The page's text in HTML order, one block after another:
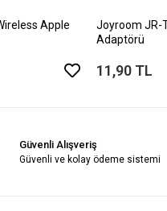
Apple
Joyroom JR-
Adaptörü
11,90 TL
Güvenli Alışveriş
Güvenli ve kolay ödeme sistemi